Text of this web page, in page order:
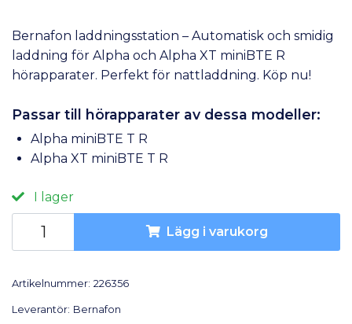
Bernafon laddningsstation – Automatisk och smidig
laddning för Alpha och Alpha XT miniBTE R
hörapparater. Perfekt för nattladdning. Köp nu!
Passar till hörapparater av dessa modeller:
Alpha miniBTE T R
Alpha XT miniBTE T R
I lager
Lägg i varukorg
Artikelnummer: 226356
Leverantör: Bernafon